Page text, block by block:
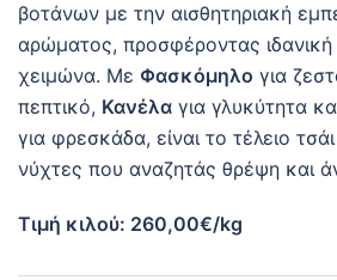
βοτάνων με την αισθητηριακή
αρώματος, προσφέροντας ιδανική
χειμώνα. Με Φασκόμηλο για
πεπτικό, Κανέλα για γλυκύτητα
για φρεσκάδα, είναι το τέλειο
νύχτες που αναζητάς θρέψη και
Τιμή κιλού: 260,00€/kg